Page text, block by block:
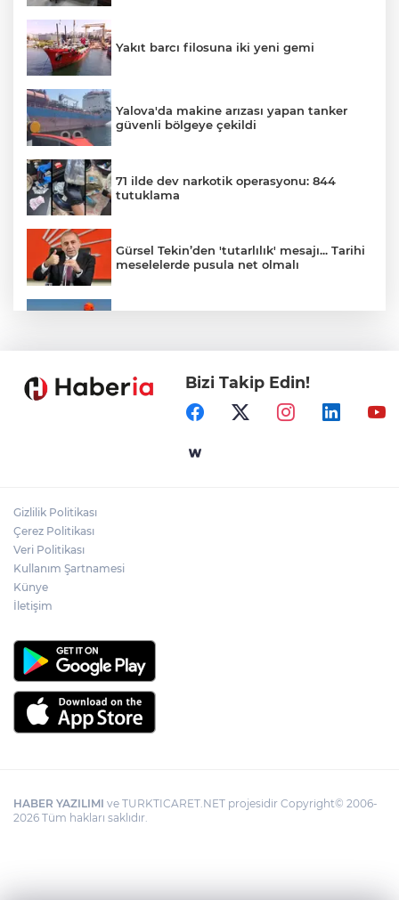
Yakıt barcı filosuna iki yeni gemi
Yalova'da makine arızası yapan tanker
güvenli bölgeye çekildi
71 ilde dev narkotik operasyonu: 844
tutuklama
Gürsel Tekin’den 'tutarlılık' mesajı... Tarihi
meselelerde pusula net olmalı
Samsun’da Alaçam'a yeni yaşam alanı
Yapay zekada onlarca uygulamanın
Bizi Takip Edin!
Gizlilik Politikası
Çerez Politikası
Veri Politikası
Kullanım Şartnamesi
Künye
İletişim
HABER YAZILIMI ve TURKTICARET.NET projesidir Copyright© 2006-
2026 Tüm hakları saklıdır.